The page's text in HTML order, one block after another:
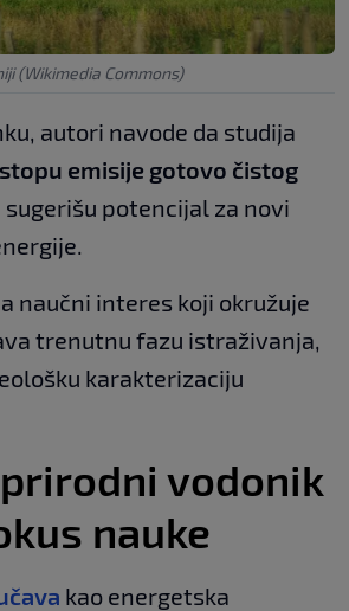
(Wikimedia Commons)
autori navode da studija
emisije gotovo čistog
sugerišu potencijal za novi
naučni interes koji okružuje
trenutnu fazu istraživanja,
karakterizaciju
vodonik
nauke
kao energetska